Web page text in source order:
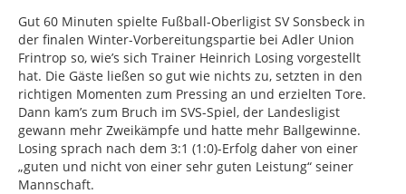
Gut 60 Minuten spielte Fußball-Oberligist SV Sonsbeck in
der finalen Winter-Vorbereitungspartie bei Adler Union
Frintrop so, wie’s sich Trainer Heinrich Losing vorgestellt
hat. Die Gäste ließen so gut wie nichts zu, setzten in den
richtigen Momenten zum Pressing an und erzielten Tore.
Dann kam’s zum Bruch im SVS-Spiel, der Landesligist
gewann mehr Zweikämpfe und hatte mehr Ballgewinne.
Losing sprach nach dem 3:1 (1:0)-Erfolg daher von einer
„guten und nicht von einer sehr guten Leistung“ seiner
Mannschaft.